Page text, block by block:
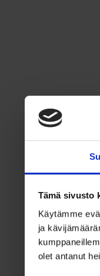
Tämä sivusto
Käytämme
ja
olet antanut